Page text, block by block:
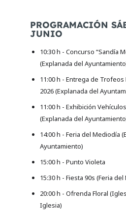
PROGRAMACIÓN
JUNIO
10:30 h - Concurso “Sandía
(Explanada del
11:00 h - Entrega de
2026 (Explanada del
11:00 h - Exhibición
(Explanada del
14:00 h - Feria del Mediodía
Ayuntamiento)
15:00 h - Punto Violeta
15:30 h - Fiesta 90s (Feria
20:00 h - Ofrenda Floral
Iglesia)